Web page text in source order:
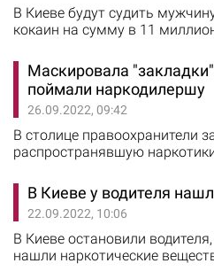
В Киеве будут судить
кокаин на сумму в 11
уроженца России, который
сбытом наркотиков,
июле 2022 года на одной из
Киева. Во время
месту жительства у него
Маскировала
поймали наркодилершу
26.09.2022, 09:42
В столице правоохранители
распространявшую наркотики
Нацполиции Киева.
следователи Святошинского
совместно с сотрудниками
наркопреступностью в
установили, что 31-летняя
области является…
В Киеве у водителя
22.09.2022, 10:06
В Киеве остановили
нашли наркотические